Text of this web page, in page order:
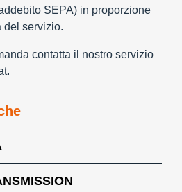
SEPA) in proporzione
del servizio.
contatta il nostro servizio